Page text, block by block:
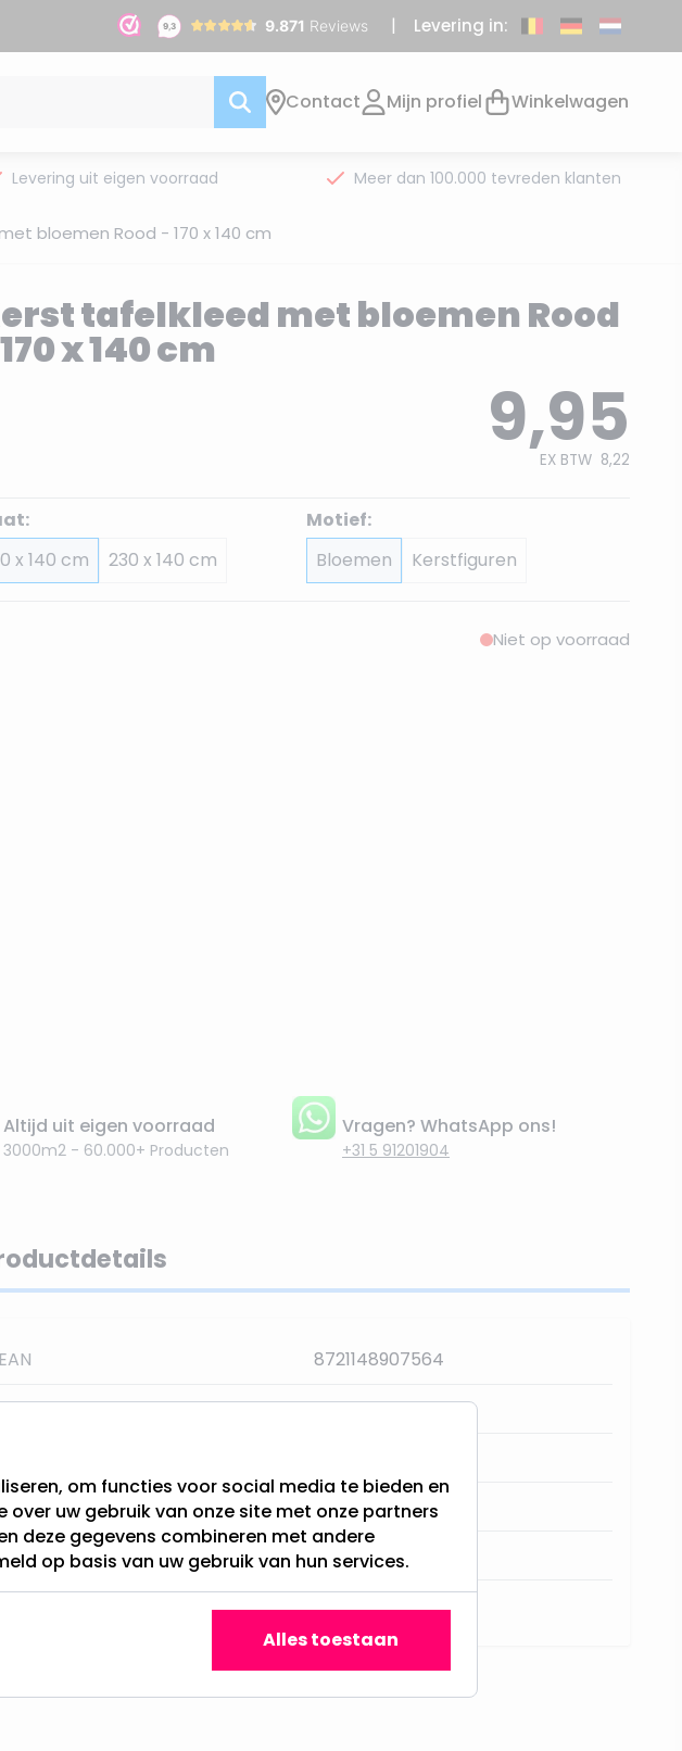
Levering in:
Contact Mijn profiel Winkelwagen
Levering uit eigen voorraad Meer dan 100.000 tevreden klanten
bloemen Rood - 170 x 140 cm
tafelkleed met bloemen Rood
x 140 cm
9,95
EX BTW 8,22
x 140 cm
230 x 140 cm
Motief:
Bloemen
Kerstfiguren
Niet op voorraad
Altijd uit eigen voorraad
3000m2 - 60.000+ Producten
Vragen? WhatsApp ons!
+31 5 91201904
EAN
8721148907564
87833-bloemen
Tafel decoratie
(cm)
0,10
N.V.T.
om functies voor social media te bieden en
uw gebruik van onze site met onze partners
deze gegevens combineren met andere
op basis van uw gebruik van hun services.
Alles toestaan